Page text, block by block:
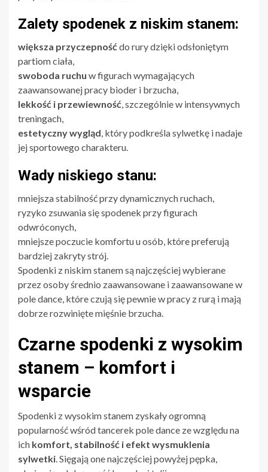
Zalety spodenek z niskim stanem:
większa przyczepnośćdo rury dzięki odsłoniętym
partiom ciała,
swoboda ruchu w figurach wymagających
zaawansowanej pracy bioder i brzucha,
lekkość i przewiewność, szczególnie w intensywnych
treningach,
estetyczny wygląd, który podkreśla sylwetkę i nadaje
jej sportowego charakteru.
Wady niskiego stanu:
mniejsza stabilność przy dynamicznych ruchach,
ryzyko zsuwania się spodenek przy figurach
odwróconych,
mniejsze poczucie komfortu u osób, które preferują
bardziej zakryty strój.
Spodenki z niskim stanem są najczęściej wybierane
przez osoby średnio zaawansowane i zaawansowane w
pole dance, które czują się pewnie w pracy z rurą i mają
dobrze rozwinięte mięśnie brzucha.
Czarne spodenki z wysokim
stanem – komfort i
wsparcie
Spodenki z wysokim stanem zyskały ogromną
popularność wśród tancerek pole dance ze względu na
ich komfort, stabilność i efekt wysmuklenia
sylwetki. Sięgają one najczęściej powyżej pępka,